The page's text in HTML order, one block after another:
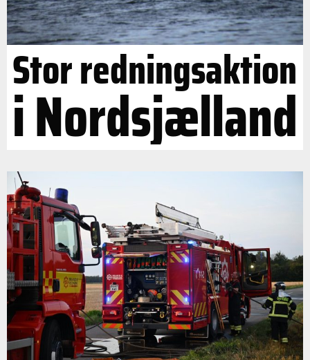
Stor redningsaktion
i Nordsjælland